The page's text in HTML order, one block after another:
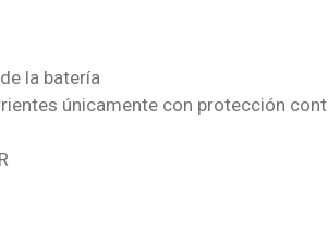
la batería
únicamente con protección